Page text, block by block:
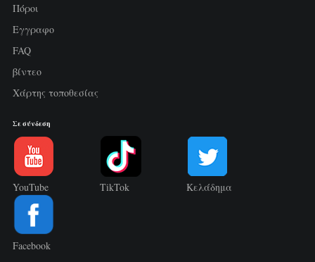
Πόροι
Εγγραφο
FAQ
βίντεο
Χάρτης τοποθεσίας
Σε σύνδεση
YouTube TikTok Κελάδημα
Facebook